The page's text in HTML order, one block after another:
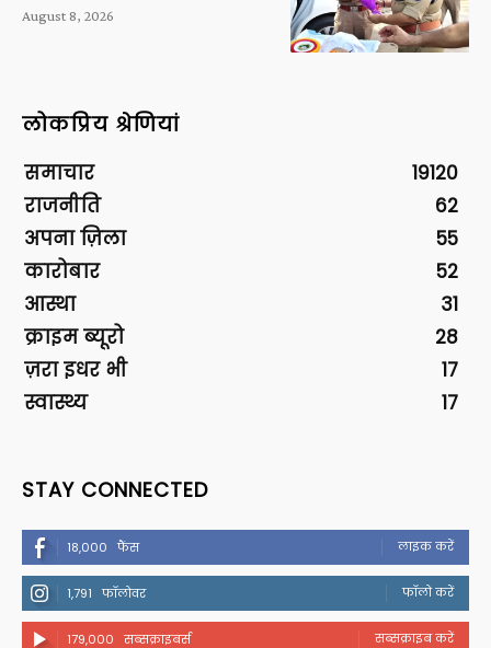
August 8, 2026
लोकप्रिय श्रेणियां
समाचार
19120
राजनीति
62
अपना ज़िला
55
कारोबार
52
आस्था
31
क्राइम ब्यूरो
28
ज़रा इधर भी
17
स्वास्थ्य
17
STAY CONNECTED
18,000 फैंस लाइक करें
1,791 फॉलोवर फॉलो करें
179,000 सब्सक्राइबर्स सब्सक्राइब करें